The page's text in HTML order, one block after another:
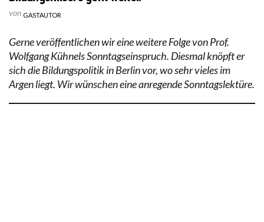
von GASTAUTOR
Gerne veröffentlichen wir eine weitere Folge von Prof.
Wolfgang Kühnels Sonntagseinspruch. Diesmal knöpft er
sich die Bildungspolitik in Berlin vor, wo sehr vieles im
Argen liegt. Wir wünschen eine anregende Sonntagslektüre.